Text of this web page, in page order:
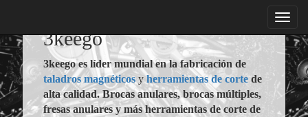
menu
3keego
3keego es líder mundial en la fabricación de
taladros magnéticosyherramientas de corte de
alta calidad. Brocas anulares, brocas múltiples,
fresas anulares y más herramientas de corte de